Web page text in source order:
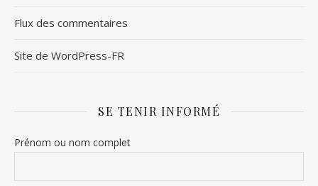
Flux des commentaires
Site de WordPress-FR
SE TENIR INFORMÉ
Prénom ou nom complet